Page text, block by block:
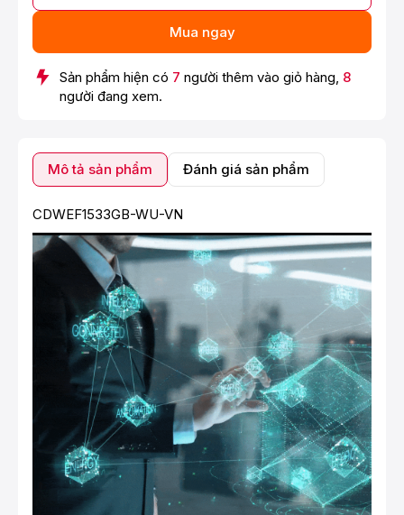
Mua ngay
Sản phẩm hiện có 7 người thêm vào giỏ hàng, 8
người đang xem.
Mô tả sản phẩm Đánh giá sản phẩm
CDWEF1533GB-WU-VN